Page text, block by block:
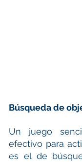
Búsqueda de
Un juego
efectivo para
es el de